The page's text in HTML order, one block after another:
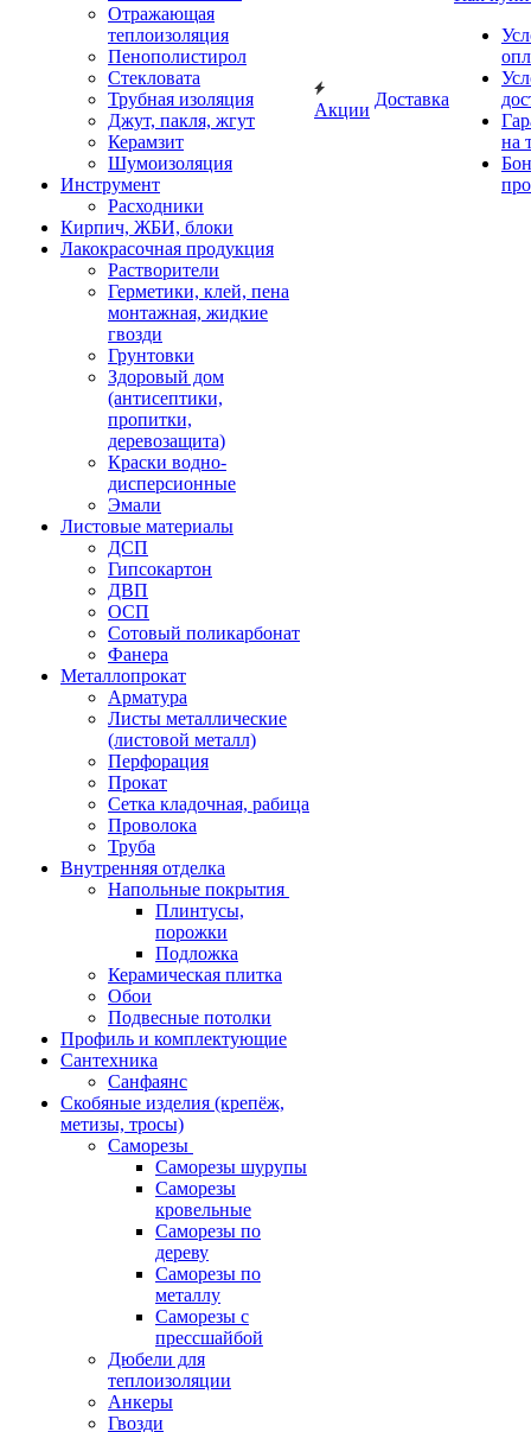
Отражающая
теплоизоляция
Пенополистирол
Стекловата
Трубная изоляция
Джут, пакля, жгут
Керамзит
Шумоизоляция
Инструмент
Расходники
Кирпич, ЖБИ, блоки
Лакокрасочная продукция
Растворители
Герметики, клей, пена
монтажная, жидкие
гвозди
Грунтовки
Здоровый дом
(антисептики,
пропитки,
деревозащита)
Краски водно-
дисперсионные
Эмали
Листовые материалы
ДСП
Гипсокартон
ДВП
ОСП
Сотовый поликарбонат
Фанера
Металлопрокат
Арматура
Листы металлические
(листовой металл)
Перфорация
Прокат
Сетка кладочная, рабица
Проволока
Труба
Внутренняя отделка
Напольные покрытия
Плинтусы,
порожки
Подложка
Керамическая плитка
Обои
Подвесные потолки
Профиль и комплектующие
Сантехника
Санфаянс
Скобяные изделия (крепёж,
метизы, тросы)
Саморезы
Саморезы шурупы
Саморезы
кровельные
Саморезы по
дереву
Саморезы по
металлу
Саморезы с
прессшайбой
Дюбели для
теплоизоляции
Анкеры
Гвозди
Акции
Доставка
на